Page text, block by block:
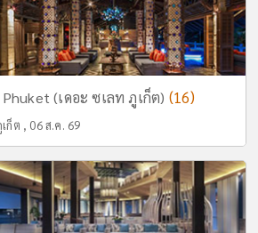
(เดอะ ซเลท ภูเก็ต) (16)
ก็ต , 06 ส.ค. 69